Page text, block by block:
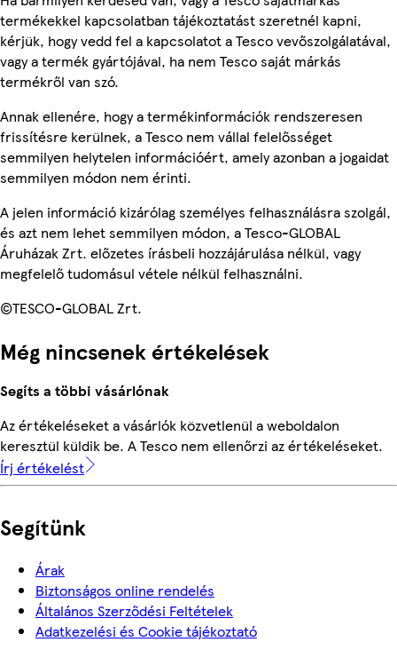
termékekkel kapcsolatban tájékoztatást szeretnél kapni,
kérjük, hogy vedd fel a kapcsolatot a Tesco vevőszolgálatával,
vagy a termék gyártójával, ha nem Tesco saját márkás
termékről van szó.
Annak ellenére, hogy a termékinformációk rendszeresen
frissítésre kerülnek, a Tesco nem vállal felelősséget
semmilyen helytelen információért, amely azonban a jogaidat
semmilyen módon nem érinti.
A jelen információ kizárólag személyes felhasználásra szolgál,
és azt nem lehet semmilyen módon, a Tesco-GLOBAL
Áruházak Zrt. előzetes írásbeli hozzájárulása nélkül, vagy
megfelelő tudomásul vétele nélkül felhasználni.
©TESCO-GLOBAL Zrt.
Még nincsenek értékelések
Segíts a többi vásárlónak
Az értékeléseket a vásárlók közvetlenül a weboldalon
keresztül küldik be. A Tesco nem ellenőrzi az értékeléseket.
Írj értékelést
Segítünk
Árak
Biztonságos online rendelés
Általános Szerződési Feltételek
Adatkezelési és Cookie tájékoztató